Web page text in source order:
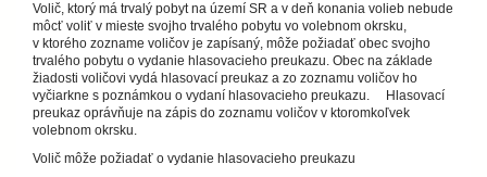
Volič, ktorý má trvalý pobyt na území SR a v deň konania volieb nebude
môcť voliť v mieste svojho trvalého pobytu vo volebnom okrsku,
v ktorého zozname voličov je zapísaný, môže požiadať obec svojho
trvalého pobytu o vydanie hlasovacieho preukazu. Obec na základe
žiadosti voličovi vydá hlasovací preukaz a zo zoznamu voličov ho
vyčiarkne s poznámkou o vydaní hlasovacieho preukazu. Hlasovací
preukaz oprávňuje na zápis do zoznamu voličov v ktoromkoľvek
volebnom okrsku.
Volič môže požiadať o vydanie hlasovacieho preukazu